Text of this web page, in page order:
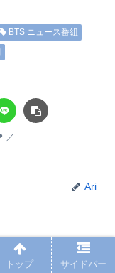
BTS ニュース番組
Ari
ット内容やそれぞれ
トップ サイドバー